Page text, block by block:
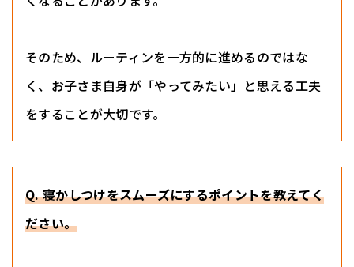
そのため、ルーティンを一方的に進めるのではな
く、お子さま自身が「やってみたい」と思える工夫
をすることが大切です。
Q. 寝かしつけをスムーズにするポイントを教えてく
ださい。